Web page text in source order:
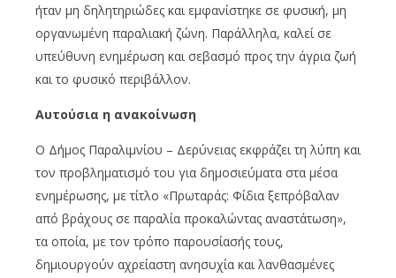
ήταν μη δηλητηριώδες και εμφανίστηκε σε φυσική, μη
οργανωμένη παραλιακή ζώνη. Παράλληλα, καλεί σε
υπεύθυνη ενημέρωση και σεβασμό προς την άγρια ζωή
και το φυσικό περιβάλλον.
Αυτούσια η ανακοίνωση
Ο Δήμος Παραλιμνίου – Δερύνειας εκφράζει τη λύπη και
τον προβληματισμό του για δημοσιεύματα στα μέσα
ενημέρωσης, με τίτλο «Πρωταράς: Φίδια ξεπρόβαλαν
από βράχους σε παραλία προκαλώντας αναστάτωση»,
τα οποία, με τον τρόπο παρουσίασής τους,
δημιουργούν αχρείαστη ανησυχία και λανθασμένες